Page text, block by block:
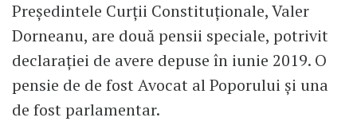
Președintele Curții Constituționale, Valer
Dorneanu, are două pensii speciale, potrivit
declarației de avere depuse în iunie 2019. O
pensie de de fost Avocat al Poporului și una
de fost parlamentar.